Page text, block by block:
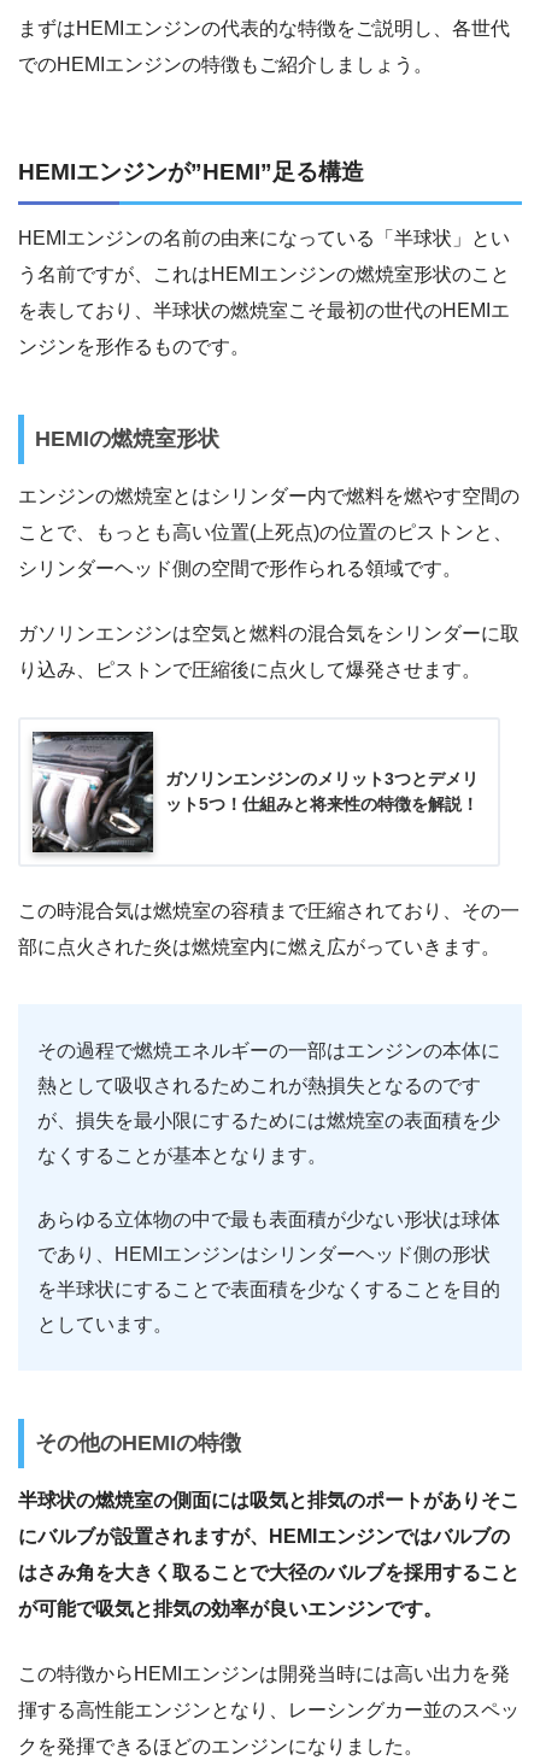
まずはHEMIエンジンの代表的な特徴をご説明し、各世代
でのHEMIエンジンの特徴もご紹介しましょう。
HEMIエンジンが”HEMI”足る構造
HEMIエンジンの名前の由来になっている「半球状」とい
う名前ですが、これはHEMIエンジンの燃焼室形状のこと
を表しており、半球状の燃焼室こそ最初の世代のHEMIエ
ンジンを形作るものです。
HEMIの燃焼室形状
エンジンの燃焼室とはシリンダー内で燃料を燃やす空間の
ことで、もっとも高い位置(上死点)の位置のピストンと、
シリンダーヘッド側の空間で形作られる領域です。
ガソリンエンジンは空気と燃料の混合気をシリンダーに取
り込み、ピストンで圧縮後に点火して爆発させます。
ガソリンエンジンのメリット3つとデメリ
ット5つ！仕組みと将来性の特徴を解説！
この時混合気は燃焼室の容積まで圧縮されており、その一
部に点火された炎は燃焼室内に燃え広がっていきます。
その過程で燃焼エネルギーの一部はエンジンの本体に
熱として吸収されるためこれが熱損失となるのです
が、損失を最小限にするためには燃焼室の表面積を少
なくすることが基本となります。
あらゆる立体物の中で最も表面積が少ない形状は球体
であり、HEMIエンジンはシリンダーヘッド側の形状
を半球状にすることで表面積を少なくすることを目的
としています。
その他のHEMIの特徴
半球状の燃焼室の側面には吸気と排気のポートがありそこ
にバルブが設置されますが、HEMIエンジンではバルブの
はさみ角を大きく取ることで大径のバルブを採用すること
が可能で吸気と排気の効率が良いエンジンです。
この特徴からHEMIエンジンは開発当時には高い出力を発
揮する高性能エンジンとなり、レーシングカー並のスペッ
クを発揮できるほどのエンジンになりました。